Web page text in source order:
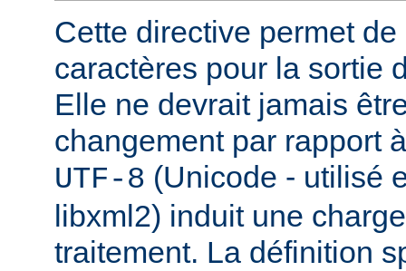
Cette directive permet
caractères pour la sortie
Elle ne devrait jamais
changement par rapport
UTF-8 (Unicode - utilisé
libxml2) induit une
traitement. La définition